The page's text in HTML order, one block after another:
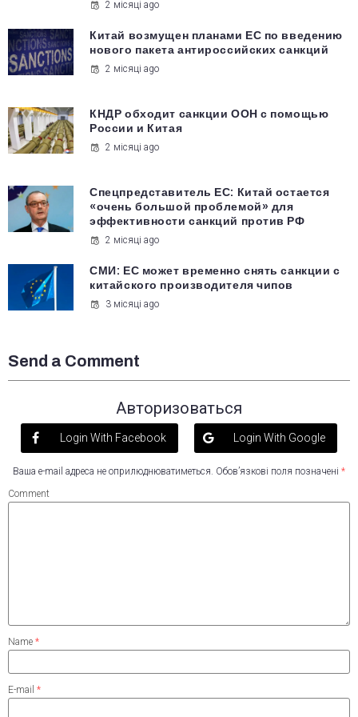
2 місяці ago
Китай возмущен планами ЕС по введению
нового пакета антироссийских санкций
2 місяці ago
КНДР обходит санкции ООН с помощью
России и Китая
2 місяці ago
Спецпредставитель ЕС: Китай остается
«очень большой проблемой» для
эффективности санкций против РФ
2 місяці ago
СМИ: ЕС может временно снять санкции с
китайского производителя чипов
3 місяці ago
Send a Comment
Авторизоваться
Login With Facebook Login With Google
Ваша e-mail адреса не оприлюднюватиметься. Обов’язкові поля позначені *
Comment
Name *
E-mail *